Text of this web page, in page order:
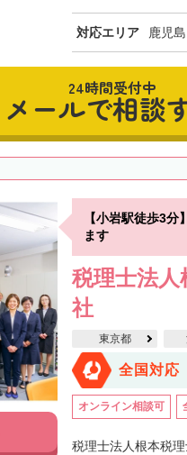
対応エリア 鹿児島
24時間受付中
メールで相談
【小岩駅徒歩3
ます
税理士法人
社
東京都
全国対応
オンライン相談可
税理士法人根本税